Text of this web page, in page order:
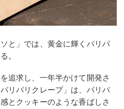
と」では、黄金に輝くパリパ
。
追求し、一年半かけて開発さ
リパリクレープ」は、パリパ
とクッキーのような香ばしさ